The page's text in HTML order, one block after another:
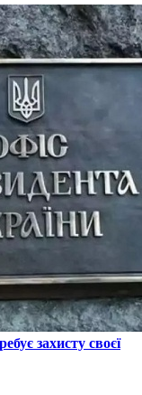
захисту своєї